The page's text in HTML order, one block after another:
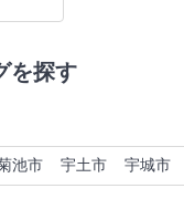
を探す
池市 宇土市 宇城市